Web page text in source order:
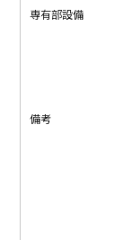
専有部設備
備考